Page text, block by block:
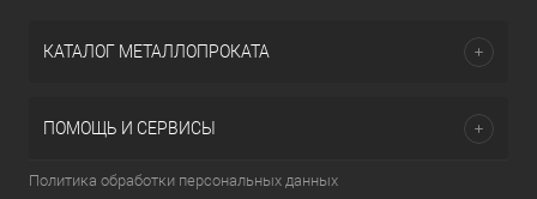
КАТАЛОГ МЕТАЛЛОПРОКАТА
ПОМОЩЬ И СЕРВИСЫ
Политика обработки персональных данных